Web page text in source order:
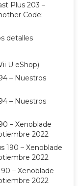
Plus 203 –
Code:
detalles
U eShop)
– Nuestros
– Nuestros
– Xenoblade
2022
190 – Xenoblade
2022
– Xenoblade
2022